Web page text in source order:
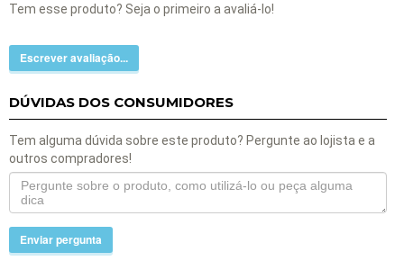
Tem esse produto? Seja o primeiro a avaliá-lo!
Escrever avaliação...
DÚVIDAS DOS CONSUMIDORES
Tem alguma dúvida sobre este produto? Pergunte ao lojista e a
outros compradores!
Enviar pergunta